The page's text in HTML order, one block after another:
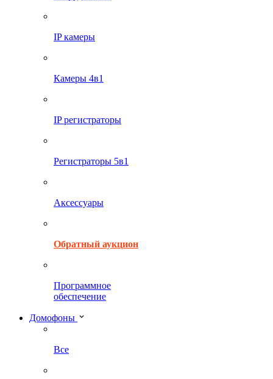
IP камеры
Камеры 4в1
IP регистраторы
Регистраторы 5в1
Аксессуары
Обратный аукцион
Программное
обеспечение
Домофоны
Все